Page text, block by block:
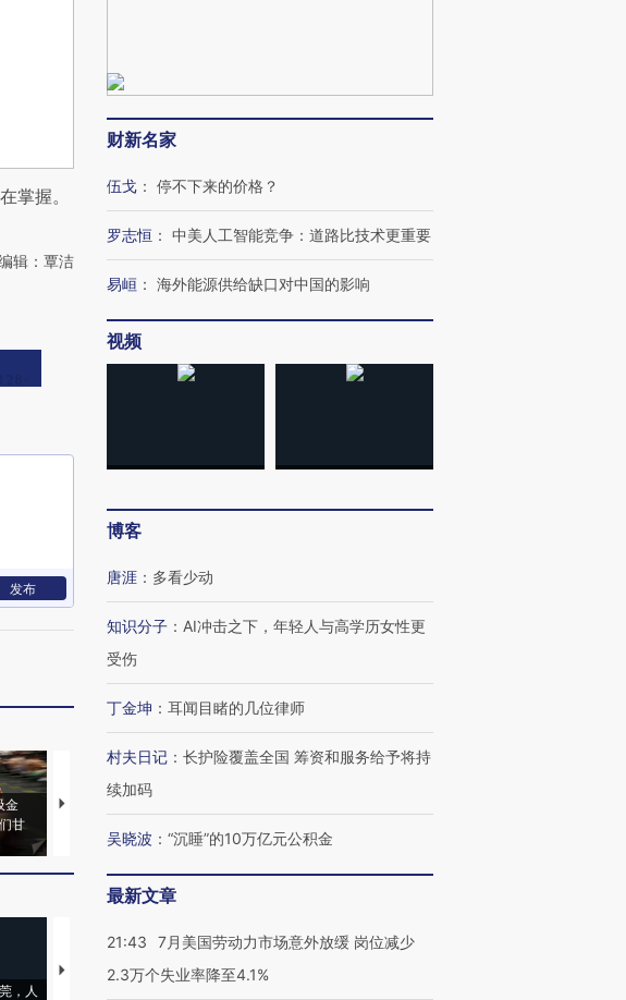
掌握。
辑：覃洁
发布
金
甘
马航飞行员跨国走私7万
育部长拱下台
，人
【推广】走进第四届链博
财新名家
伍戈 ： 停不下来的价格？
罗志恒 ： 中美人工智能竞争：道路比技术更重要
易峘 ： 海外能源供给缺口对中国的影响
视频
博客
唐涯 ： 多看少动
知识分子 ： AI冲击之下，年轻人与高学历女性更
受伤
丁金坤 ： 耳闻目睹的几位律师
村夫日记 ： 长护险覆盖全国 筹资和服务给予将持
续加码
吴晓波 ： “沉睡”的10万亿元公积金
最新文章
21:43
7月美国劳动力市场意外放缓 岗位减少
2.3万个失业率降至4.1%